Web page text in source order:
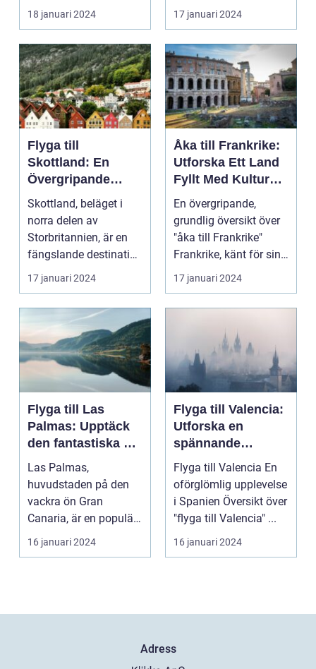
resa till England från
ol...
18 januari 2024
vackra stränder...
17 januari 2024
Flyga till
Skottland: En
Övergripande
Översikt
Skottland, beläget i
norra delen av
Storbritannien, är en
fängslande destination
för turister världe...
17 januari 2024
Åka till Frankrike:
Utforska Ett Land
Fyllt Med Kultur
och Skönhet
En övergripande,
grundlig översikt över
"åka till Frankrike"
Frankrike, känt för sin
rika historia,...
17 januari 2024
Flyga till Las
Palmas: Upptäck
den fantastiska ön
Gran Canaria
Las Palmas,
huvudstaden på den
vackra ön Gran
Canaria, är en populär
resedestination för
privatperso...
16 januari 2024
Flyga till Valencia:
Utforska en
spännande
destination
Flyga till Valencia En
oförglömlig upplevelse
i Spanien Översikt över
"flyga till Valencia" ...
16 januari 2024
Adress